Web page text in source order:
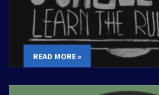
READ MORE »